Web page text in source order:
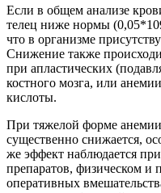
Если в общем анализе
телец ниже нормы
что в организме
Снижение также
при апластических
костного мозга, или
кислоты.
При тяжелой форме анемии
существенно снижается,
же эффект наблюдается
препаратов, физическом и
оперативных